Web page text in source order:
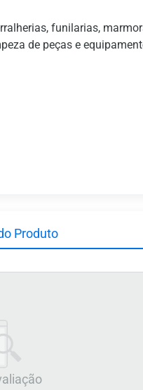
funilarias,
de peças e
Produto